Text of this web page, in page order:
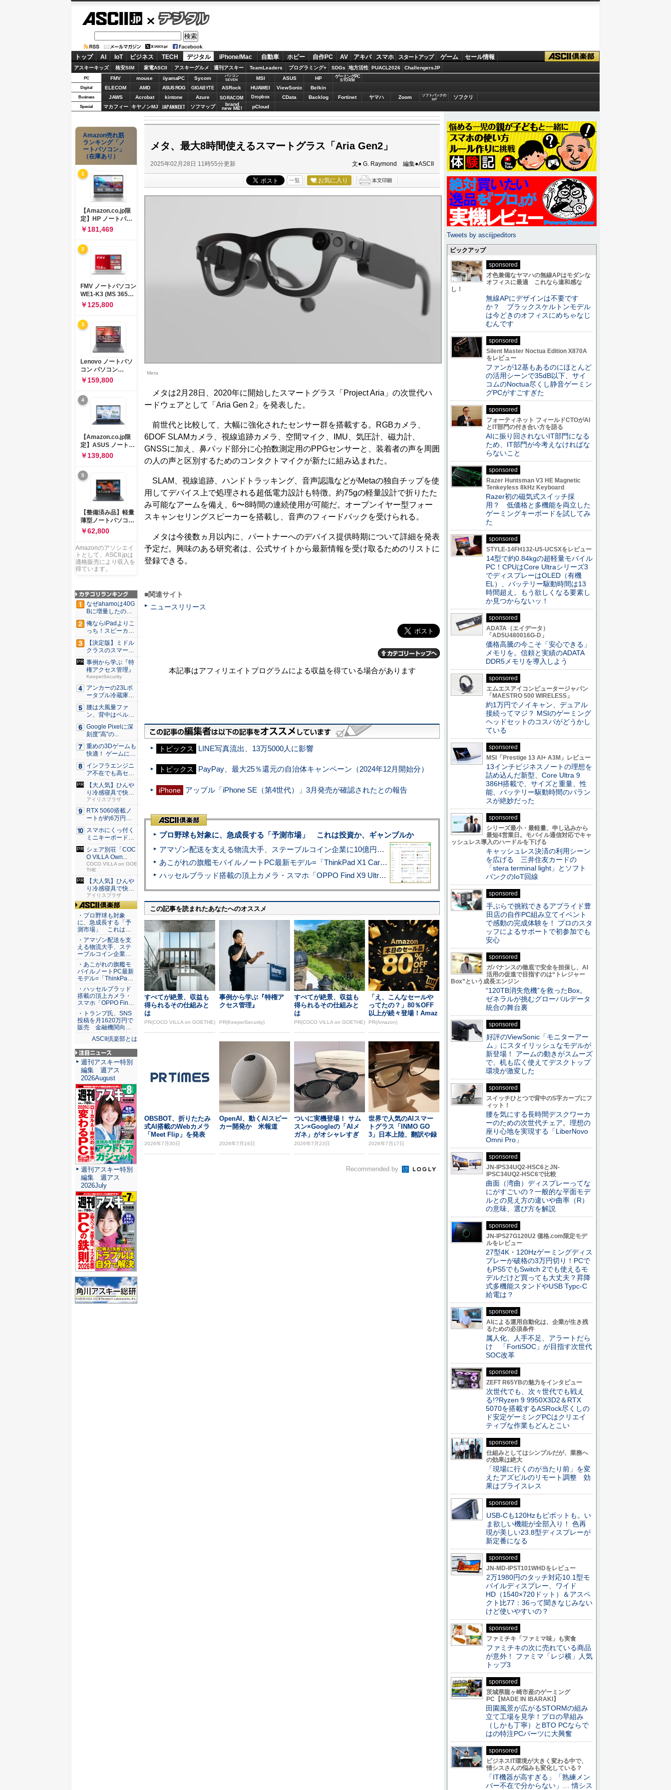
デジタル
トップ AI IoT ビジネス TECH デジタル iPhone/Mac 自動車 ホビー 自作PC AV アキバ スマホ スタートアップ ゲーム セール情報
アスキーキッズ 格安SIM 家電ASCII アスキーグルメ 週刊アスキー TeamLeaders プログラミング+ SDGs 地方活性 PUACL2026 ChallengersJP
PC FMV mouse iiyamaPC Sycom
パソコン
SEVEN
MSI ASUS HP ゲーミングPC
STORM
Digital ELECOM AMD ASUS ROG GIGABYTE ASRock HUAWEI ViewSonic Belkin
Business JAWS Acrobat kintone Azure SORACOM Dropbox CData Backlog Fortinet ヤマハ Zoom
ソフトバンクの
IoT
ソフクリ
Special マカフィー キヤノンMJ JAPANNEXT ソフマップ brand
new ME! pCloud
メタ、最大8時間使えるスマートグラス「Aria Gen2」
2025年02月28日 11時55分更新 文● G. Raymond 編集●ASCII
一覧 お気に入り
Meta
メタは2月28日、2020年に開始したスマートグラス「Project Aria」の次世代ハ
ードウェアとして「Aria Gen 2」を発表した。
前世代と比較して、大幅に強化されたセンサー群を搭載する。RGBカメラ、
6DOF SLAMカメラ、視線追跡カメラ、空間マイク、IMU、気圧計、磁力計、
GNSSに加え、鼻パッド部分に心拍数測定用のPPGセンサーと、装着者の声を周囲
の人の声と区別するためのコンタクトマイクが新たに組み込まれた。
SLAM、視線追跡、ハンドトラッキング、音声認識などがMetaの独自チップを使
用してデバイス上で処理される超低電力設計も特徴。約75gの軽量設計で折りたた
み可能なアームを備え、6〜8時間の連続使用が可能だ。オープンイヤー型フォー
スキャンセリングスピーカーを搭載し、音声のフィードバックを受けられる。
メタは今後数ヵ月以内に、パートナーへのデバイス提供時期について詳細を発表
予定だ。興味のある研究者は、公式サイトから最新情報を受け取るためのリストに
登録できる。
■関連サイト
ニュースリリース
本記事はアフィリエイトプログラムによる収益を得ている場合があります
トピックス LINE写真流出、13万5000人に影響
トピックス PayPay、最大25％還元の自治体キャンペーン（2024年12月開始分）
iPhone アップル「iPhone SE（第4世代）」3月発売が確認されたとの報告
プロ野球も対象に、急成長する「予測市場」 これは投資か、ギャンブルか
アマゾン配送を支える物流大手、ステーブルコイン企業に10億円投資のワケ
あこがれの旗艦モバイルノートPC最新モデル=「ThinkPad X1 Carbon Gen 14 Aura Edition」実機レビュー
ハッセルブラッド搭載の頂上カメラ・スマホ「OPPO Find X9 Ultra」実写レビュー=プロが本気で徹底撮影しました!!
この記事を読まれたあなたへのオススメ
すべてが絶景、収益も
得られるその仕組みと
は
PR(COCO VILLA on GOETHE)
事例から学ぶ『特権ア
クセス管理』
PR(KeeperSecurity)
すべてが絶景、収益も
得られるその仕組みと
は
PR(COCO VILLA on GOETHE)
「え、こんなセールや
ってたの？」80％OFF
以上が続々登場！Amaz
onの本気が...
PR(Amazon)
OBSBOT、折りたたみ
式AI搭載のWebカメラ
「Meet Flip」を発表
2026年7月30日
OpenAI、動くAIスピー
カー開発か 米報道
2026年7月16日
ついに実機登場！ サム
スン×Googleの「AIメ
ガネ」がオシャレすぎ
てヤバい ...
2026年7月23日
世界で人気のAIスマー
トグラス「INMO GO
3」日本上陸、翻訳や録
音・議事録、...
2026年7月17日
Recommended by
Amazon売れ筋
ランキング「ノ
ートパソコン」
（在庫あり）
1
【Amazon.co.jp限
定】HP ノートパソ
コン 15-fd 15.6イン
チ インテル Core 5
120U メモリ16GB
SSD512GB
Windows 11
Microsoft Office
2024搭載 WPS
Office搭載 カメラシ
ャッター 指紋認証 薄
型 Copilotキー搭載
ナチュラルシルバー
￥181,469
2
FMV ノートパソコン
WE1-K3 (MS 365
Personal/Copilotキ
ー搭載/Win 11/15.6
型/Core
i5/16GB/SSD
512GB/ホワイト)
FMVWK3E15W_AZ
￥125,800
3
Lenovo ノートパソ
コン パソコン
IdeaPad Slim 3 14.0
インチ AMD
Ryzen™ 5 8640HS
メモリ16GB
SSD512GB
Microsoft 365 試用
版 Windows11 バッ
テリー駆動12.6時間
重量1.39kg ルナグレ
ー 83K9003JJP ノー
トPC
￥159,800
4
【Amazon.co.jp限
定】ASUS ノートパ
ソコン Vivobook 15
M1502NAQ 15.6イ
ンチ AMD Ryzen 7
170 メモリ16GB
SSD 512GB
Microsoft 365
Personal (24か月版)
搭載 Windows 11 重
量1.7kg Wi-Fi 6E ク
ワイエットブルー
M1502NAQ-
￥139,800
5
【整備済み品】軽量
薄型ノートパソコン
dynabook G83 ■
13.3型
FHD(1920x1080) -
高性能第11世代Core
i5-1135G7 - メモリ
16GB - SSD 256GB
USB Type-C - MS
Office 2021 - Win11
搭載
￥62,800
Amazonのアソシエイ
トとして、ASCII.jpは
適格販売により収入を
得ています。
なぜahamoは40G
Bに増量したの
か ...
俺ならiPadよりこ
っち！スピーカー
9個...
【決定版】ミドル
クラスのスマート
フォンの...
事例から学ぶ『特
権アクセス管理』
KeeperSecurity
アンカーの23Lポ
ータブル冷蔵庫が
Ama...
腰は大風量ファ
ン、背中はペルチ
ェ冷却。ダ...
Google Pixelに深
刻度"高"の...
重めの3Dゲームも
快適！ ゲームに強
いH...
インフラエンジニ
ア不在でも高セキ
ュリティ...
【大人気】ひんや
り冷感寝具で快適
な睡眠を...
アイリスプラザ
RTX 5060搭載ノ
ートが約6万円引
き...
スマホにくっ付く
ミニキーボード！
触ってわ...
シェア別荘「COC
O VILLA Own...
COCO VILLA on GOE
THE
【大人気】ひんや
り冷感寝具で快適
な睡眠を...
アイリスプラザ
ASCII倶楽部
・プロ野球も対象
に、急成長する「予
測市場」 これは…
・アマゾン配送を支
える物流大手、ステ
ーブルコイン企業…
・あこがれの旗艦モ
バイルノートPC最新
モデル=「ThinkPa…
・ハッセルブラッド
搭載の頂上カメラ・
スマホ「OPPO Fin…
・トランプ氏、SNS
投稿を月1620万円で
販売 金融機関向…
ASCII倶楽部とは
注目ニュース
週刊アスキー特別
編集 週アス
2026August
週刊アスキー特別
編集 週アス
2026July
Tweets by asciijpeditors
ピックアップ
sponsored
才色兼備なヤマハの無線APはモダンな
オフィスに最適 これなら違和感な
し！
無線APにデザインは不要です
か？ ブラックスケルトンモデル
は今どきのオフィスにめちゃなじ
むんです
sponsored
Silent Master Noctua Edition X870A
をレビュー
ファンが12基もあるのにほとんど
の活用シーンで35dB以下、サイ
コムのNoctua尽くし静音ゲーミン
グPCがすごすぎた
sponsored
フォーティネット フィールドCTOがAI
とIT部門の付き合い方を語る
AIに振り回されないIT部門になる
ため、IT部門が今考えなければな
らないこと
sponsored
Razer Huntsman V3 HE Magnetic
Tenkeyless 8kHz Keyboard
Razer初の磁気式スイッチ採
用？ 低価格と多機能を両立した
ゲーミングキーボードを試してみ
た
sponsored
STYLE-14FH132-U5-UCSXをレビュー
14型で約0.84kgの超軽量モバイル
PC！CPUはCore Ultraシリーズ3
でディスプレーはOLED（有機
EL）、バッテリー駆動時間は13
時間超え。もう欲しくなる要素し
か見つからないッ！
sponsored
ADATA（エイデータ）
「AD5U480016G-D」
価格高騰の今こそ「安心できる」
メモリを。信頼と実績のADATA
DDR5メモリを導入しよう
sponsored
エムエスアイコンピュータージャパン
「MAESTRO 500 WIRELESS」
約1万円でノイキャン、デュアル
接続ってマジ？ MSIのゲーミング
ヘッドセットのコスパがどうかし
ている
sponsored
MSI「Prestige 13 AI+ A3M」レビュー
13インチビジネスノートの理想を
詰め込んだ新型、Core Ultra 9
386H搭載で、サイズと重量、性
能、バッテリー駆動時間のバラン
スが絶妙だった
sponsored
シリーズ最小・最軽量、申し込みから
最短4営業日。モバイル通信対応でキャ
ッシュレス導入のハードルを下げる
キャッシュレス決済の利用シーン
を広げる 三井住友カードの
「stera terminal light」とソフト
バンクのIoT回線
sponsored
手ぶらで挑戦できるアプライド豊
田店の自作PC組み立てイベント
で感動の完成体験を！ プロのスタ
ッフによるサポートで初参加でも
安心
sponsored
ガバナンスの徹底で安全を担保し、AI
活用の促進で目指すのは“トレジャー
Box”という成長エンジン
“120TB消失危機”を救ったBox。
ゼネラルが挑むグローバルデータ
統合の舞台裏
sponsored
好評のViewSonic「モニターアー
ム」にスタイリッシュなモデルが
新登場！ アームの動きがスムーズ
で、机も広く使えてデスクトップ
環境が激変した
sponsored
スイッチひとつで背中のS字カーブにフ
ィット！
腰を気にする長時間デスクワーカ
ーのための次世代チェア。理想の
座り心地を実現する「LiberNovo
Omni Pro」
sponsored
JN-IPS34UQ2-HSC6とJN-
IPSC34UQ2-HSC6で比較
曲面（湾曲）ディスプレーってな
にがすごいの？一般的な平面モデ
ルとの見え方の違いや曲率（R）
の意味、選び方を解説
sponsored
JN-IPS27G120U2 価格.com限定モデ
ルをレビュー
27型4K・120Hzゲーミングディス
プレーが破格の3万円切り！PCで
もPS5でもSwitch 2でも使えるモ
デルだけど買っても大丈夫？昇降
式多機能スタンドやUSB Typc-C
給電は？
sponsored
AIによる運用自動化は、企業が生き残
るための必須条件
属人化、人手不足、アラートだら
け 「FortiSOC」が目指す次世代
SOC改革
sponsored
ZEFT R65YBの魅力をインタビュー
次世代でも、次々世代でも戦え
る!?Ryzen 9 9950X3D2＆RTX
5070を搭載するASRock尽くしの
ド安定ゲーミングPCはクリエイ
ティブな作業もどんとこい
sponsored
仕組みとしてはシンプルだが、業務へ
の効果は絶大
「現場に行くのが当たり前」を変
えたアズビルのリモート調整 効
果はプライスレス
sponsored
USB-Cも120Hzもピボットも。い
ま欲しい機能が全部入り！ 色再
現が美しい23.8型ディスプレーが
新定番になる
sponsored
JN-MD-IPST101WHDをレビュー
2万1980円のタッチ対応10.1型モ
バイルディスプレー、ワイド
HD（1540×720ドット）＆アスペ
クト比77：36って聞きなじみない
けど使いやすいの？
sponsored
ファミチキ「ファミマ味」も実食
ファミチキの次に売れている商品
が意外！ ファミマ「レジ横」人気
トップ3
sponsored
茨城県龍ヶ崎市産のゲーミング
PC【MADE IN IBARAKI】
田園風景が広がるSTORMの組み
立て工場を見学！プロの早組み
（しかも丁寧）とBTO PCならで
はの特注PCパーツに大興奮
sponsored
ビジネスIT環境が大きく変わる中で、
情シスさんの悩みも変化している？
「IT機器が高すぎる」「熟練メン
バー不在で分からない」… 情シス